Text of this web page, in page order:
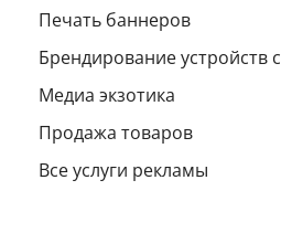
Печать баннеров
Брендирование устройств
Медиа экзотика
Продажа товаров
Все услуги рекламы